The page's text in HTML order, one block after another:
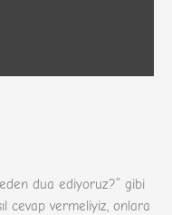
dua ediyoruz?” gibi
cevap vermeliyiz, onlara